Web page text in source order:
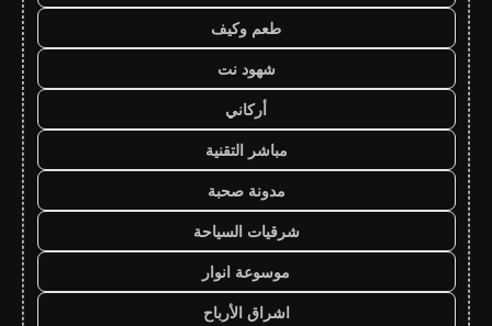
طعم وكيف
شهود نت
أركاني
مباشر التقنية
مدونة صحبة
شرقيات السياحة
موسوعة انوار
اشراق الأرباح